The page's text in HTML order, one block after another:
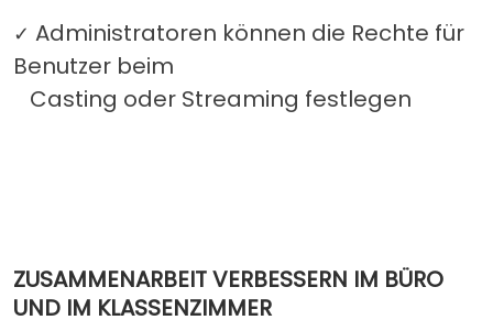
✓ Administratoren können die Rechte für
Benutzer beim
Casting oder Streaming festlegen
ZUSAMMENARBEIT VERBESSERN IM BÜRO
UND IM KLASSENZIMMER